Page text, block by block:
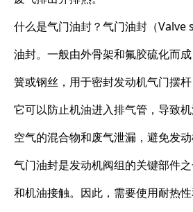
什么是气门油封？气门油封（Valve
油封。一般由外骨架和氟胶硫化而
簧或钢丝，用于密封发动机气门摆杆
它可以防止机油进入排气管，导致
空气的混合物和废气泄漏，避免发动
气门油封是发动机阀组的关键部件
和机油接触。因此，需要使用耐热